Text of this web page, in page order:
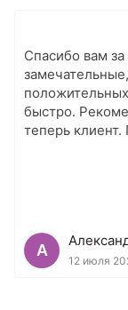
Спасибо вам
быстро.
теперь
А
12 июля